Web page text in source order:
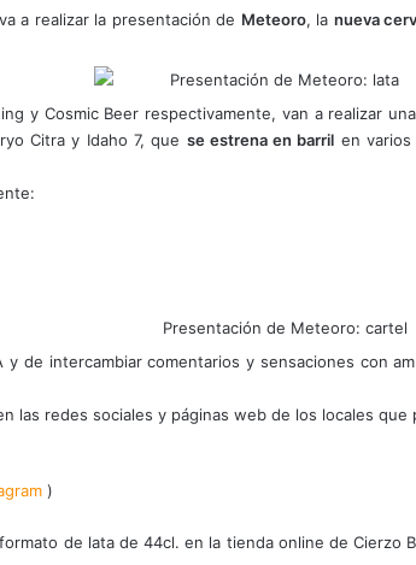
a realizar la presentación de Meteoro, la nueva
y Cosmic Beer respectivamente, van a realizar
Citra y Idaho 7, que se estrena en barril en varios
de intercambiar comentarios y sensaciones con
las redes sociales y páginas web de los locales
)
de lata de 44cl. en la tienda online de Cierzo